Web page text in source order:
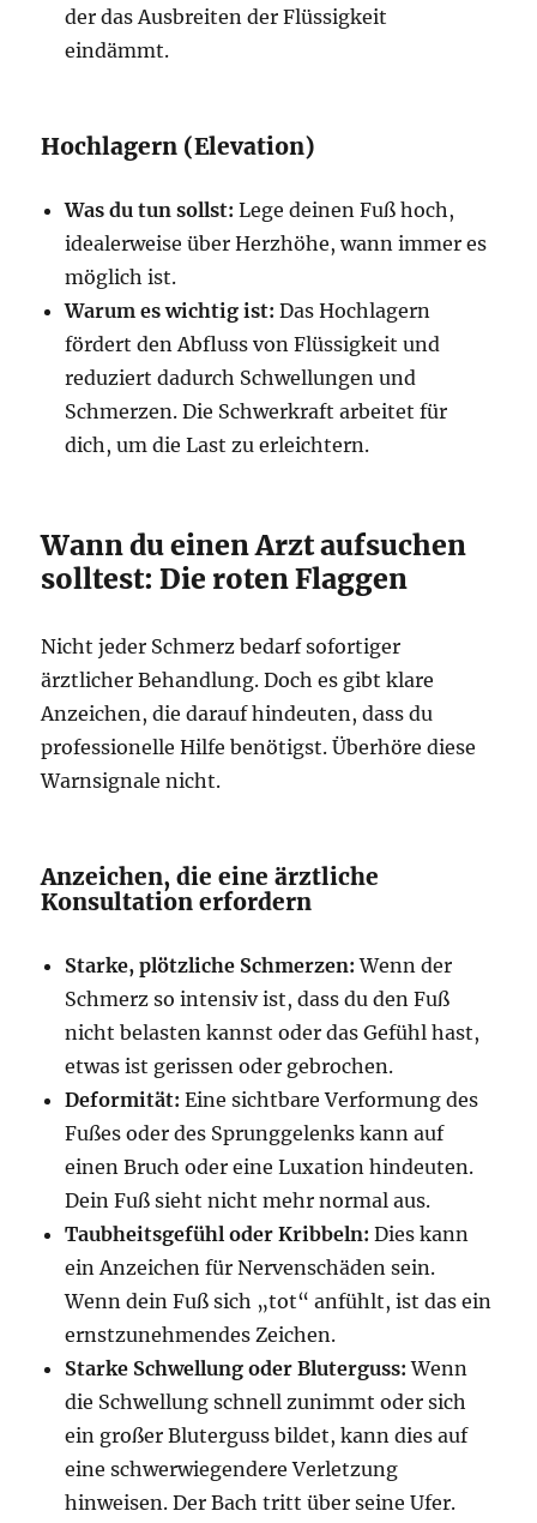
der das Ausbreiten der Flüssigkeit
eindämmt.
Hochlagern (Elevation)
Was du tun sollst: Lege deinen Fuß hoch,
idealerweise über Herzhöhe, wann immer es
möglich ist.
Warum es wichtig ist: Das Hochlagern
fördert den Abfluss von Flüssigkeit und
reduziert dadurch Schwellungen und
Schmerzen. Die Schwerkraft arbeitet für
dich, um die Last zu erleichtern.
Wann du einen Arzt aufsuchen
solltest: Die roten Flaggen
Nicht jeder Schmerz bedarf sofortiger
ärztlicher Behandlung. Doch es gibt klare
Anzeichen, die darauf hindeuten, dass du
professionelle Hilfe benötigst. Überhöre diese
Warnsignale nicht.
Anzeichen, die eine ärztliche
Konsultation erfordern
Starke, plötzliche Schmerzen: Wenn der
Schmerz so intensiv ist, dass du den Fuß
nicht belasten kannst oder das Gefühl hast,
etwas ist gerissen oder gebrochen.
Deformität: Eine sichtbare Verformung des
Fußes oder des Sprunggelenks kann auf
einen Bruch oder eine Luxation hindeuten.
Dein Fuß sieht nicht mehr normal aus.
Taubheitsgefühl oder Kribbeln: Dies kann
ein Anzeichen für Nervenschäden sein.
Wenn dein Fuß sich „tot“ anfühlt, ist das ein
ernstzunehmendes Zeichen.
Starke Schwellung oder Bluterguss: Wenn
die Schwellung schnell zunimmt oder sich
ein großer Bluterguss bildet, kann dies auf
eine schwerwiegendere Verletzung
hinweisen. Der Bach tritt über seine Ufer.